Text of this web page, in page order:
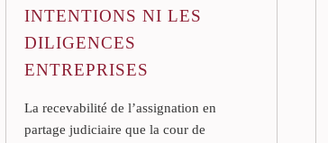
INTENTIONS NI LES
DILIGENCES
ENTREPRISES
La recevabilité de l’assignation en
partage judiciaire que la cour de